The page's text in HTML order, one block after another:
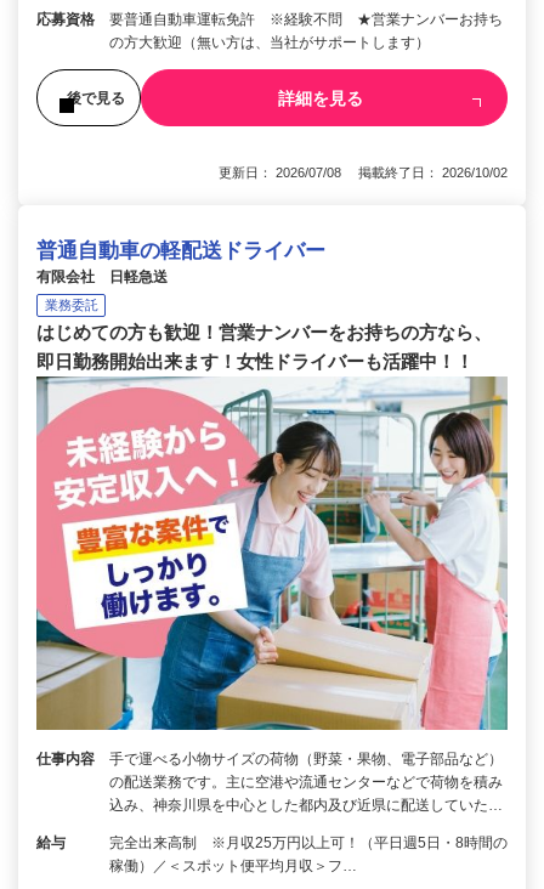
応募資格
要普通自動車運転免許 ※経験不問 ★営業ナンバーお持ち
の方大歓迎（無い方は、当社がサポートします）
後で見る 詳細を見る
更新日： 2026/07/08 掲載終了日： 2026/10/02
普通自動車の軽配送ドライバー
有限会社 日軽急送
業務委託
はじめての方も歓迎！営業ナンバーをお持ちの方なら、
即日勤務開始出来ます！女性ドライバーも活躍中！！
仕事内容
手で運べる小物サイズの荷物（野菜・果物、電子部品など）
の配送業務です。主に空港や流通センターなどで荷物を積み
込み、神奈川県を中心とした都内及び近県に配送していた…
給与
完全出来高制 ※月収25万円以上可！（平日週5日・8時間の
稼働）／＜スポット便平均月収＞フ…